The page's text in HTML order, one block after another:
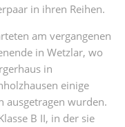
in ihren Reihen.
am vergangenen
in Wetzlar, wo
in
einige
ausgetragen wurden.
B II, in der sie